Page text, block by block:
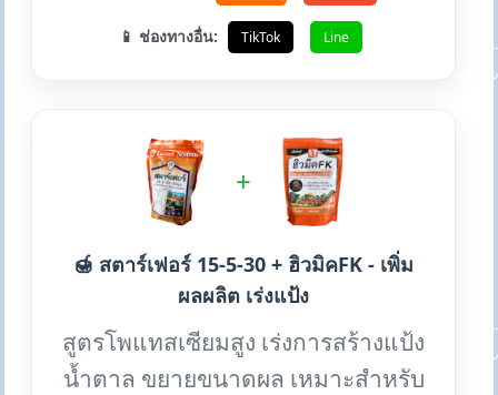
📱 ช่องทางอื่น: TikTok Line
+
🍯 สตาร์เฟอร์ 15-5-30 + ฮิวมิคFK - เพิ่ม
ผลผลิต เร่งแป้ง
สูตรโพแทสเซียมสูง เร่งการสร้างแป้ง
น้ำตาล ขยายขนาดผล เหมาะสำหรับ